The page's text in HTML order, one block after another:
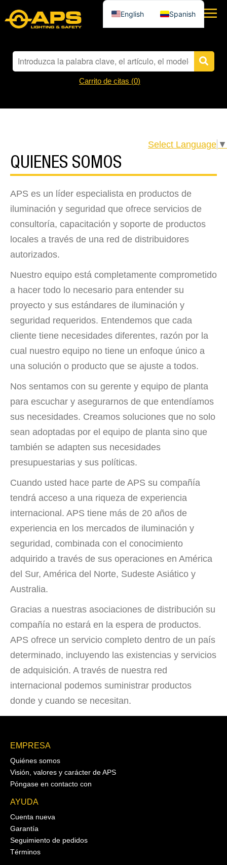
Carrito de citas (0)
Select Language ▼
QUIENES SOMOS
APS es un líder especialista en productos de
iluminación y seguridad que ofrece servicios de
consultoría, capacitación y soporte de productos
locales a través de una red de distribuidores
autorizados.
Nuestro equipo está completamente comprometido
a hacer todo lo necesario para entender su
proyecto y sus estándares de iluminación y
seguridad requeridos. Entendemos que cada
cliente tiene necesidades diferentes, razón por la
cual nuestro equipo no tiene un enfoque único a
una solución o producto que se ajuste a todos.
Nos sentamos con su gerente y equipo de planta
para escuchar y asegurarnos de que entendíamos
sus necesidades. Creamos soluciones que no solo
sean adoptadas por el equipo de planta sino que
también se adapten sus necesidades
presupuestarias y sus políticas.
Cuando usted hace parte de APS su compañía
tendrá acceso a una riqueza de experiencia
internacional. APS tiene más de 20 años de
experiencia en los mercados de iluminación y
seguridad, combinada con el conocimiento
adquirido a través de sus operaciones en América
del Sur, América del Norte, Sudeste Asiático y
Australia.
Gracias a nuestras asociaciones de distribución su
compañía no estará en la espera de productos.
APS ofrece un servicio completo dentro de un país
determinado, incluyendo las existencias y servicios
de adquisición. A través de nuestra red
internacional podemos suministrar productos
donde y cuando se necesitan.
EMPRESA
Quiénes somos
Visión, valores y carácter de APS
Póngase en contacto con
AYUDA
Cuenta nueva
Garantía
Seguimiento de pedidos
Términos
English Spanish